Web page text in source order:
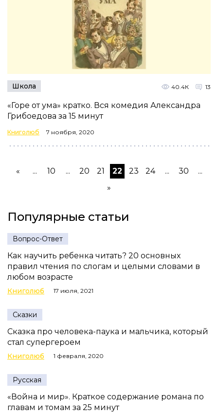
Школа 40.4К 13
«Горе от ума» кратко. Вся комедия Александра
Грибоедова за 15 минут
Книголюб 7 ноября, 2020
« ... 10 ... 20 21 22 23 24 ... 30
...
»
Популярные статьи
Вопрос-Ответ
Как научить ребенка читать? 20 основных
правил чтения по слогам и целыми словами в
любом возрасте
Книголюб 17 июля, 2021
Сказки
Сказка про человека-паука и мальчика, который
стал супергероем
Книголюб 1 февраля, 2020
Русская
«Война и мир». Краткое содержание романа по
главам и томам за 25 минут